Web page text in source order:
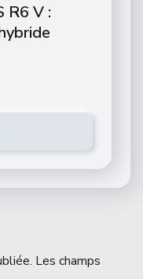
R6 V :
Les champs